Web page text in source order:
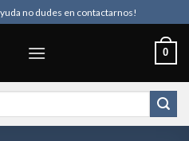
no dudes en contactarnos!
0